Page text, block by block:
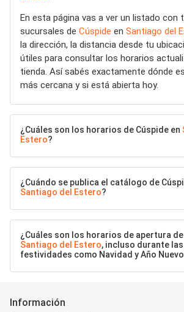
En esta página vas a ver un listado con
sucursales de Cúspide en Santiago del
la dirección, la distancia desde tu
útiles para consultar los horarios
tienda. Así sabés exactamente dónde
más cercana y si está abierta hoy.
¿Cuáles son los horarios de Cúspide en
Estero?
¿Cuándo se publica el catálogo de
Santiago del Estero?
¿Cuáles son los horarios de apertura de
Santiago del Estero, incluso durante las
festividades como Navidad y Año
Información